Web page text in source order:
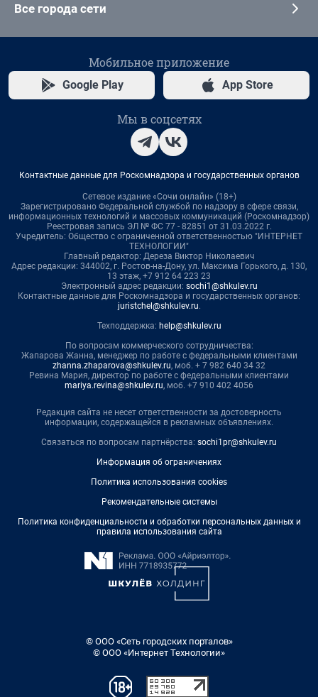
Все города сети
Мобильное приложение
Google Play App Store
Мы в соцсетях
Контактные данные для Роскомнадзора и государственных органов
Сетевое издание «Сочи онлайн» (18+)
Зарегистрировано Федеральной службой по надзору в сфере связи,
информационных технологий и массовых коммуникаций (Роскомнадзор)
Реестровая запись ЭЛ № ФС 77 - 82851 от 31.03.2022 г.
Учредитель: Общество с ограниченной ответственностью "ИНТЕРНЕТ
ТЕХНОЛОГИИ"
Главный редактор: Дереза Виктор Николаевич
Адрес редакции: 344002, г. Ростов-на-Дону, ул. Максима Горького, д. 130,
13 этаж, +7 912 64 223 23
Электронный адрес редакции: sochi1@shkulev.ru
Контактные данные для Роскомнадзора и государственных органов:
juristchel@shkulev.ru.
Техподдержка: help@shkulev.ru
По вопросам коммерческого сотрудничества:
Жапарова Жанна, менеджер по работе с федеральными клиентами
zhanna.zhaparova@shkulev.ru, моб. + 7 982 640 34 32
Ревина Мария, директор по работе с федеральными клиентами
mariya.revina@shkulev.ru, моб. +7 910 402 4056
Редакция сайта не несет ответственности за достоверность
информации, содержащейся в рекламных объявлениях.
Связаться по вопросам партнёрства: sochi1pr@shkulev.ru
Информация об ограничениях
Политика использования cookies
Рекомендательные системы
Политика конфиденциальности и обработки персональных данных и
правила использования сайта
© ООО «Сеть городских порталов»
© ООО «Интернет Технологии»